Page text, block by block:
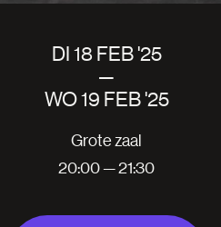
DI 18 FEB '25
—
WO 19 FEB '25
Grote zaal
20:00 — 21:30